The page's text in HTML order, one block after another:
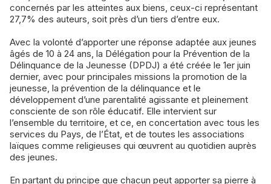
concernés par les atteintes aux biens, ceux-ci représentant
27,7% des auteurs, soit près d’un tiers d’entre eux.
Avec la volonté d’apporter une réponse adaptée aux jeunes
âgés de 10 à 24 ans, la Délégation pour la Prévention de la
Délinquance de la Jeunesse (DPDJ) a été créée le 1er juin
dernier, avec pour principales missions la promotion de la
jeunesse, la prévention de la délinquance et le
développement d’une parentalité agissante et pleinement
consciente de son rôle éducatif. Elle intervient sur
l’ensemble du territoire, et ce, en concertation avec tous les
services du Pays, de l’État, et de toutes les associations
laïques comme religieuses qui œuvrent au quotidien auprès
des jeunes.
En partant du principe que chacun peut apporter sa pierre à